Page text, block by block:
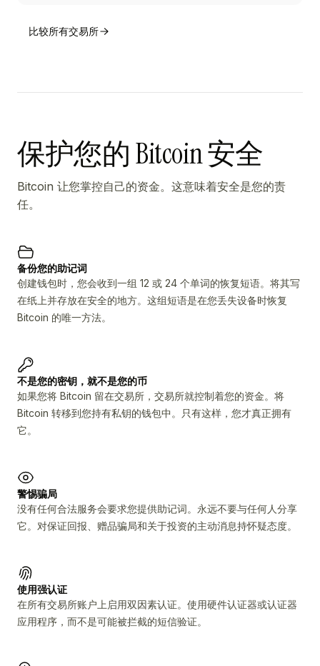
比较所有交易所
保护您的 Bitcoin 安全
Bitcoin 让您掌控自己的资金。这意味着安全是您的责
任。
备份您的助记词
创建钱包时，您会收到一组 12 或 24 个单词的恢复短语。将其写
在纸上并存放在安全的地方。这组短语是在您丢失设备时恢复
Bitcoin 的唯一方法。
不是您的密钥，就不是您的币
如果您将 Bitcoin 留在交易所，交易所就控制着您的资金。将
Bitcoin 转移到您持有私钥的钱包中。只有这样，您才真正拥有
它。
警惕骗局
没有任何合法服务会要求您提供助记词。永远不要与任何人分享
它。对保证回报、赠品骗局和关于投资的主动消息持怀疑态度。
使用强认证
在所有交易所账户上启用双因素认证。使用硬件认证器或认证器
应用程序，而不是可能被拦截的短信验证。